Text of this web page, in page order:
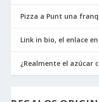
Pizza a Punt una
Link in bio, el enlace
¿Realmente el azúcar